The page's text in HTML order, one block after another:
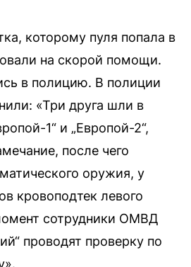
которому пуля попала в
на скорой помощи.
в полицию. В полиции
«Три друга шли в
1“ и „Европой-2“,
после чего
оружия, у
кровоподтек левого
сотрудники ОМВД
проводят проверку по